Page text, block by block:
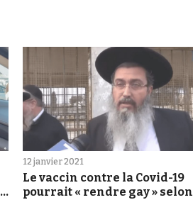
12 janvier 2021
Le vaccin contre la Covid-19
pourrait « rendre gay » selon